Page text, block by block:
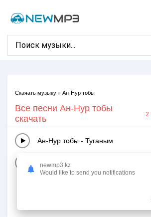
Скачать музыку » Ан-Нур тобы
Все песни Ан-Нур тобы
скачать
2
Ан-Нур тобы - Туганым
Ан-Нур тобы
newmp3.kz
Would like to send you notifications